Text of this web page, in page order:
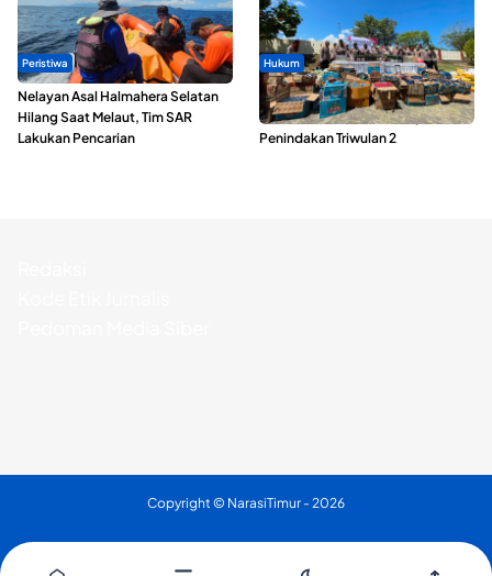
Peristiwa
Nelayan Asal Halmahera Selatan
Hilang Saat Melaut, Tim SAR
Lakukan Pencarian
Hukum
Polda Maluku Utara Musnahkan
Ribuan Liter Miras Hasil Operasi
Penindakan Triwulan 2
Copyright © NarasiTimur - 2026